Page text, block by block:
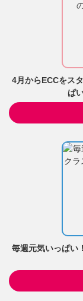
4月からECCをス
ぱ
毎週元気いっぱい